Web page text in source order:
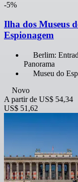
-5%
Ilha dos Museus
Espionagem
Berlim:
Panorama
Museu do
Novo
A partir de US$ 54,34
US$ 51,62